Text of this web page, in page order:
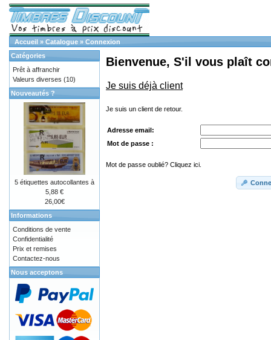
Accueil » Catalogue » Connexion
Bienvenue, S'il vous plaît
Je suis déjà client
Je suis un client de retour.
Adresse email:
Mot de passe :
Mot de passe oublié? Cliquez ici.
Catégories
Prêt à affranchir
Valeurs diverses (10)
Nouveautés ?
5 étiquettes autocollantes à
5,88 €
26,00€
Informations
Conditions de vente
Confidentialité
Prix et remises
Contactez-nous
Nous acceptons